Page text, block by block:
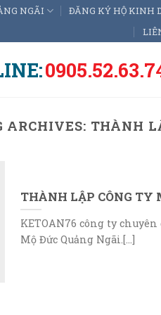
NGÃI ĐĂNG KÝ HỘ KINH
ARCHIVES: THÀNH
THÀNH LẬP CÔNG TY
KETOAN76 công ty
Mộ Đức Quảng Ngãi.[...]